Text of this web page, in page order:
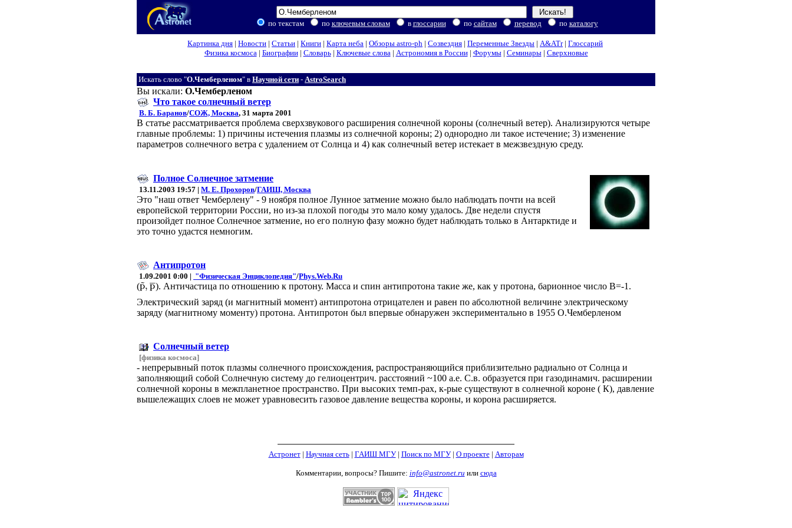
по текстам по ключевым словам в глоссарии по сайтам перевод по каталогу
Картинка дня | Новости | Статьи | Книги | Карта неба | Обзоры astro-ph | Созвездия | Переменные Звезды | A&ATr| Глоссарий
Физика космоса| Биографии| Словарь| Ключевые слова| Астрономия в России| Форумы| Семинары| Сверхновые
Искать слово "О.Чемберленом" в Научной сети - AstroSearch
Вы искали: О.Чемберленом
Что такое солнечный ветер
В. Б. Баранов/СОЖ, Москва, 31 марта 2001
В статье рассматривается проблема сверхзвукового расширения солнечной короны (солнечный ветер). Анализируются четыре
главные проблемы: 1) причины истечения плазмы из солнечной короны; 2) однородно ли такое истечение; 3) изменение
параметров солнечного ветра с удалением от Солнца и 4) как солнечный ветер истекает в межзвездную среду.
Полное Солнечное затмение
13.11.2003 19:57 | М. Е. Прохоров/ГАИШ, Москва
Это "наш ответ Чемберлену" - 9 ноября полное Лунное затмение можно было наблюдать почти на всей
европейской территории России, но из-за плохой погоды это мало кому удалось. Две недели спустя
произойдет полное Солнечное затмение, но его полную фазу можно будет наблюдать только в Антарктиде и
это точно удастся немногим.
Антипротон
1.09.2001 0:00 | "Физическая Энциклопедия"/Phys.Web.Ru
(
). Античастица по отношению к протону. Масса и спин антипротона такие же, как у протона, барионное число B=-1.
Электрический заряд (и магнитный момент) антипротона отрицателен и равен по абсолютной величине электрическому
заряду (магнитному моменту) протона. Антипротон был впервые обнаружен экспериментально в 1955 О.Чемберленом
Солнечный ветер
[физика космоса]
- непрерывный поток плазмы солнечного происхождения, распространяющийся приблизительно радиально от Солнца и
заполняющий собой Солнечную систему до гелиоцентрич. расстояний ~100 а.е. С.в. образуется при газодинамич. расширении
солнечной короны в межпланетное пространство. При высоких темп-рах, к-рые существуют в солнечной короне ( К), давление
вышележащих слоев не может уравновесить газовое давление вещества короны, и корона расширяется.
Астронет| Научная сеть| ГАИШ МГУ| Поиск по МГУ| О проекте| Авторам
Комментарии, вопросы? Пишите: info@astronet.ru или сюда